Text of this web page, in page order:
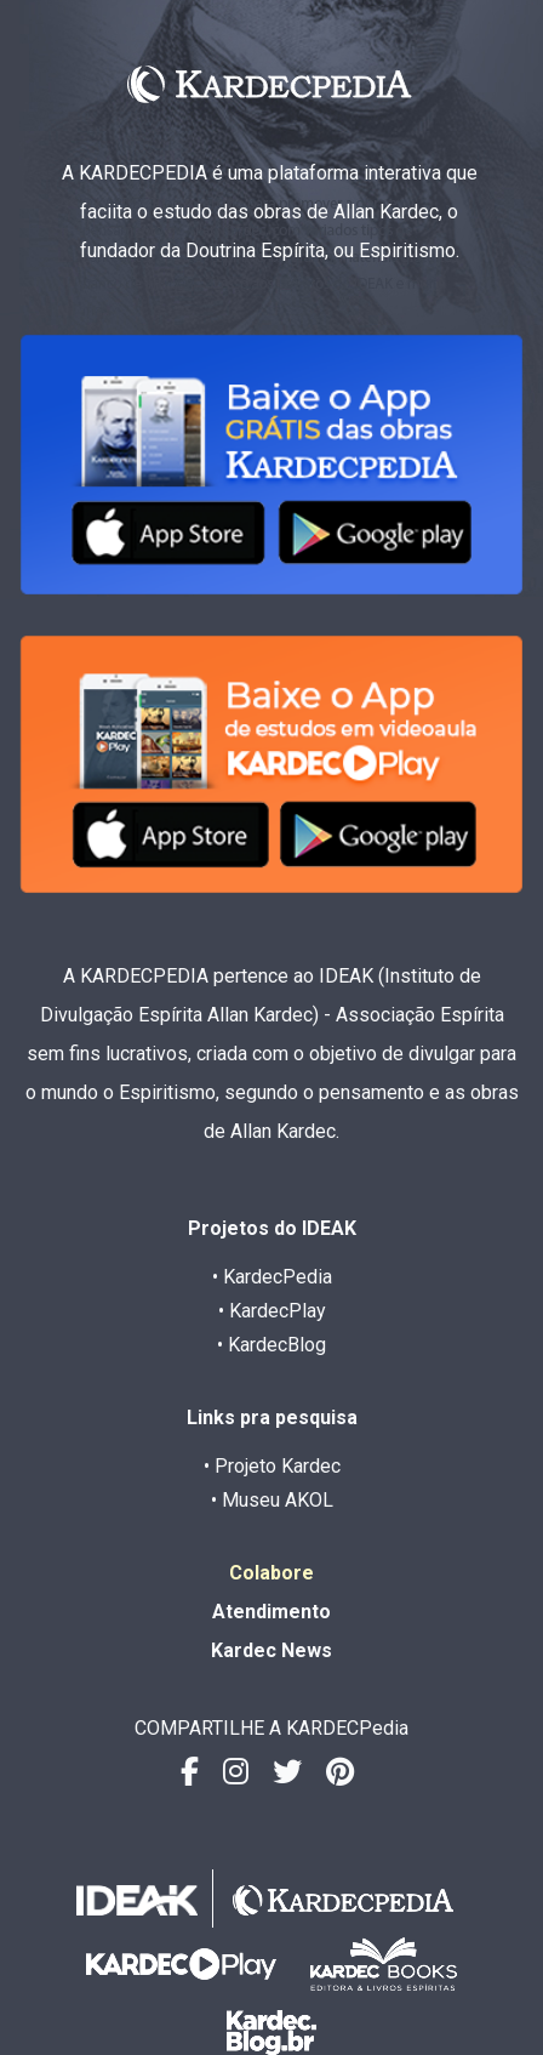
A KARDECPEDIA é uma plataforma interativa que
faciita o estudo das obras de Allan Kardec, o
fundador da Doutrina Espírita, ou Espiritismo.
A KARDECPEDIA pertence ao IDEAK (Instituto de
Divulgação Espírita Allan Kardec) - Associação Espírita
sem fins lucrativos, criada com o objetivo de divulgar para
o mundo o Espiritismo, segundo o pensamento e as obras
de Allan Kardec.
Projetos do IDEAK
• KardecPedia
• KardecPlay
• KardecBlog
Links pra pesquisa
• Projeto Kardec
• Museu AKOL
Colabore
Atendimento
Kardec News
COMPARTILHE A KARDECPedia